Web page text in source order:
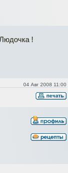
!
04 Авг 2008 11:00